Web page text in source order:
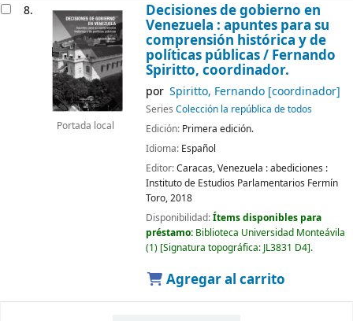
8.
Portada local
Decisiones de gobierno en
Venezuela : apuntes para su
comprensión histórica y de
políticas públicas/ Fernando
Spiritto, coordinador.
por Spiritto, Fernando[coordinador]
Series Colección la república de todos
Edición: Primera edición.
Idioma: Español
Editor:Caracas, Venezuela :abediciones :
Instituto de Estudios Parlamentarios Fermín
Toro,2018
Disponibilidad:Ítems disponibles para
préstamo: Biblioteca Universidad Monteávila
(1) Signatura topográfica: JL3831 D4 .
Agregar al carrito